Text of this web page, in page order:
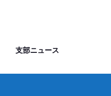
支部ニュース